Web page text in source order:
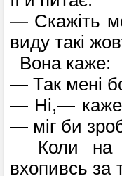
— Скажіть
виду такі
Вона каже:
— Так мені
— Ні,—
— міг би
Коли на
вхопивсь за